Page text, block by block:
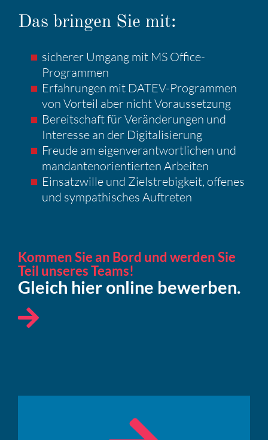
Das bringen Sie mit:
sicherer Umgang mit MS Office-
Programmen
Erfah­rungen mit DATEV-Programmen
von Vorteil aber nicht Voraus­set­zung
Bereit­schaft für Verän­de­rungen und
Inter­esse an der Digita­li­sie­rung
Freude am eigen­ver­ant­wort­li­chen und
mandan­ten­ori­en­tierten Arbeiten
Einsatz­wille und Zielstre­big­keit, offenes
und sympa­thi­sches Auftreten
Kommen Sie an Bord und werden Sie
Teil unseres Teams!
Gleich hier online bewerben.